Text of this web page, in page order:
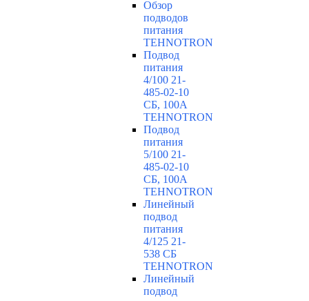
Обзор
подводов
питания
TEHNOTRON
Подвод
питания
4/100 21-
485-02-10
СБ, 100А
TEHNOTRON
Подвод
питания
5/100 21-
485-02-10
СБ, 100А
TEHNOTRON
Линейный
подвод
питания
4/125 21-
538 СБ
TEHNOTRON
Линейный
подвод